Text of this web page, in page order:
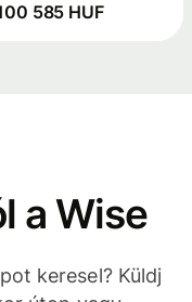
585 HUF
a Wise
keresel? Küldj